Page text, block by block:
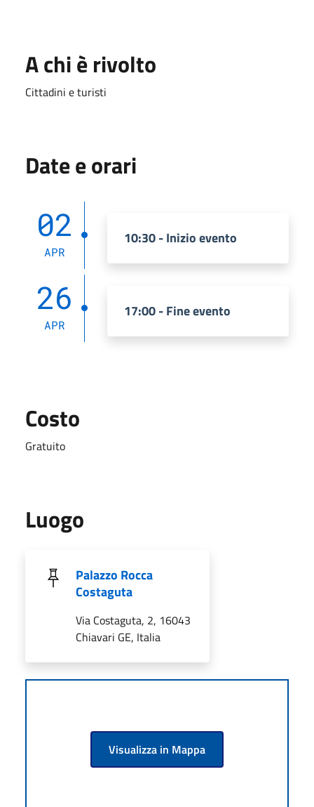
A chi è rivolto
Cittadini e turisti
Date e orari
02
APR
10:30 - Inizio evento
26
APR
17:00 - Fine evento
Costo
Gratuito
Luogo
Palazzo Rocca
Costaguta
Via Costaguta, 2, 16043
Chiavari GE, Italia
Visualizza in Mappa